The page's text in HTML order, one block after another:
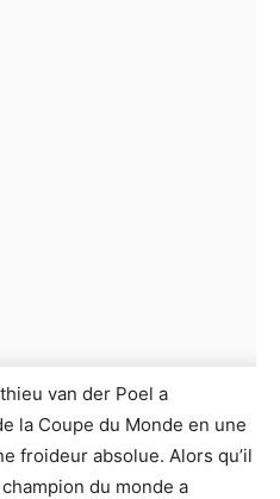
van der Poel a
la Coupe du Monde en une
froideur absolue. Alors qu’il
du monde a